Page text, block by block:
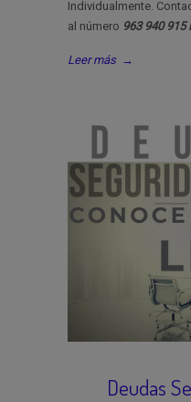
Individualmente.
al número 963 940 915
Leer más →
Deudas